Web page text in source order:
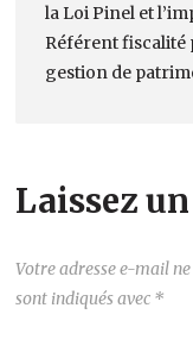
la Loi Pinel et
Référent fiscalité
gestion de
Laissez
Votre adresse e-mail
sont indiqués avec *